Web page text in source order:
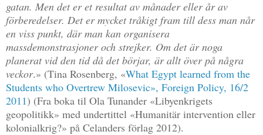
gatan. Men det er et resultat av månader eller år av
förberedelser. Det er mycket tråkigt fram till dess man når
en viss punkt, där man kan organisera
massdemonstrasjoner och strejker. Om det är noga
planerat vid den tid då det börjar, är allt över på några
veckor.» (Tina Rosenberg, «What Egypt learned from the
Students who Overtrew Milosevic», Foreign Policy, 16/2
2011) (Fra boka til Ola Tunander «Libyenkrigets
geopolitikk» med undertittel «Humanitär intervention eller
kolonialkrig?» på Celanders förlag 2012).